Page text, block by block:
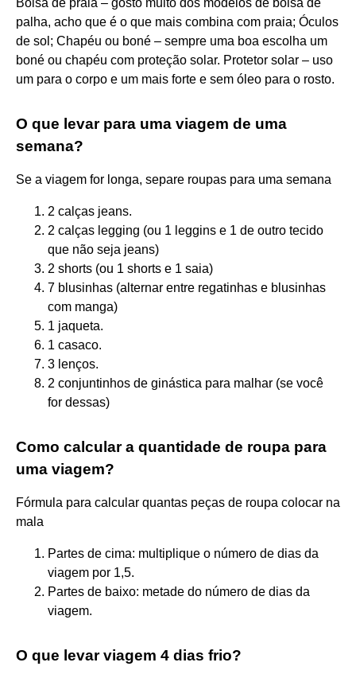
palha, acho que é o que mais combina com praia; Óculos
de sol; Chapéu ou boné – sempre uma boa escolha um
boné ou chapéu com proteção solar. Protetor solar – uso
um para o corpo e um mais forte e sem óleo para o rosto.
O que levar para uma viagem de uma
semana?
Se a viagem for longa, separe roupas para uma semana
2 calças jeans.
2 calças legging (ou 1 leggins e 1 de outro tecido
que não seja jeans)
2 shorts (ou 1 shorts e 1 saia)
7 blusinhas (alternar entre regatinhas e blusinhas
com manga)
1 jaqueta.
1 casaco.
3 lenços.
2 conjuntinhos de ginástica para malhar (se você
for dessas)
Como calcular a quantidade de roupa para
uma viagem?
Fórmula para calcular quantas peças de roupa colocar na
mala
Partes de cima: multiplique o número de dias da
viagem por 1,5.
Partes de baixo: metade do número de dias da
viagem.
O que levar viagem 4 dias frio?